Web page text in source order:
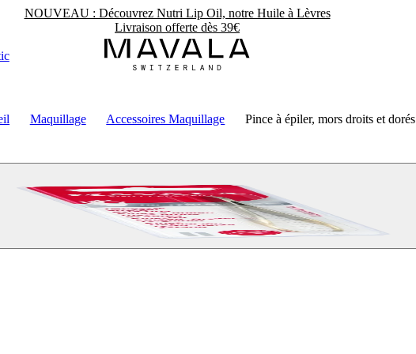
NOUVEAU : Découvrez Nutri Lip Oil, notre Huile à Lèvres
Livraison offerte dès 39€
Maquillage Accessoires Maquillage Pince à épiler, mors droits et dorés